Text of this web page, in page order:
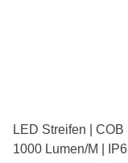
LED Streifen |
1000 Lumen/M |